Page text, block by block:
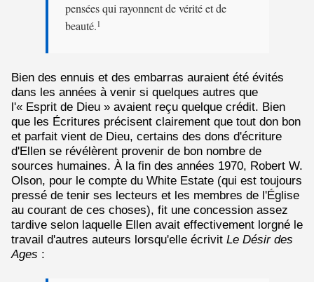
pensées qui rayonnent de vérité et de
beauté.1
Bien des ennuis et des embarras auraient été évités
dans les années à venir si quelques autres que
l'« Esprit de Dieu » avaient reçu quelque crédit. Bien
que les Écritures précisent clairement que tout don bon
et parfait vient de Dieu, certains des dons d'écriture
d'Ellen se révélèrent provenir de bon nombre de
sources humaines. À la fin des années 1970, Robert W.
Olson, pour le compte du White Estate (qui est toujours
pressé de tenir ses lecteurs et les membres de l'Église
au courant de ces choses), fit une concession assez
tardive selon laquelle Ellen avait effectivement lorgné le
travail d'autres auteurs lorsqu'elle écrivit Le Désir des
Ages :